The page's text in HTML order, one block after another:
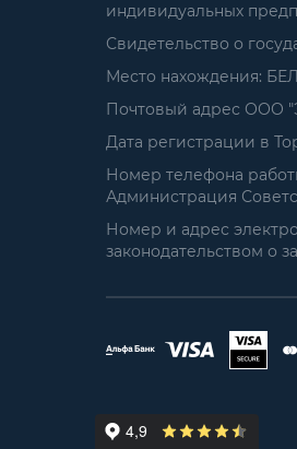
индивидуальных
Свидетельство о
Место нахождения:
Почтовый адрес ООО
Дата регистрации в
Номер телефона
Администрация
Номер и адрес
законодательством о